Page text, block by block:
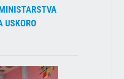
USKORO